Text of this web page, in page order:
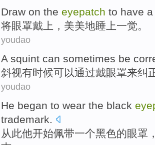
Draw on the eyepatch to have a
将眼罩戴 上 ，美美地睡上一觉。
youdao
A squint can sometimes be
斜视有时候可以通过戴眼罩来纠
youdao
He began to wear the black
trademark
从此他开始佩带一个黑色的眼罩